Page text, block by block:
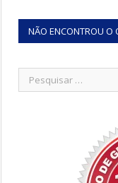
NÃO ENCONTROU O